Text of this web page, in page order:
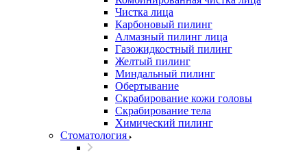
Чистка лица
Карбоновый пилинг
Алмазный пилинг лица
Газожидкостный пилинг
Желтый пилинг
Миндальный пилинг
Обертывание
Скрабирование кожи головы
Скрабирование тела
Химический пилинг
Стоматология